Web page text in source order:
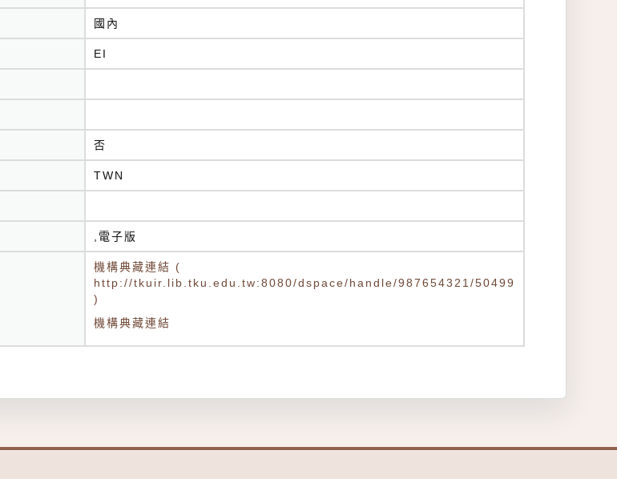
國內
否
TWN
,電子版
機構典藏連結 (
http://tkuir.lib.tku.edu.tw:8080/dspace/handle/987654321/50499
)
機構典藏連結